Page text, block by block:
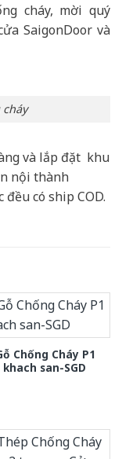
cháy, mời quý
SaigonDoor và
và lắp đặt khu
nội thành
có ship COD.
Chống Cháy P1
san-SGD